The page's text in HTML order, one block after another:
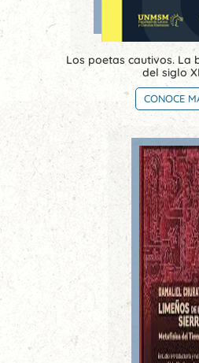
Los poetas cautivos. La
del siglo
CONOCE